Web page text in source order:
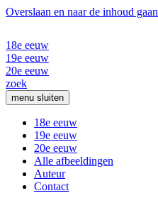
Overslaan en naar de inhoud gaan
18e eeuw
19e eeuw
20e eeuw
zoek
menu sluiten
18e eeuw
19e eeuw
20e eeuw
Alle afbeeldingen
Auteur
Contact